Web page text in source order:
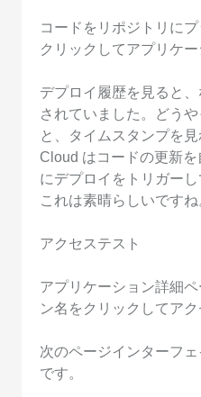
コードをリポジトリに
クリックしてアプリケ
デプロイ履歴を見ると
されていました。どう
と、タイムスタンプを
Cloud はコードの更新
にデプロイをトリガーし
これは素晴らしいですね
アクセステスト
アプリケーション詳細
ン名をクリックしてアク
次のページインターフ
です。